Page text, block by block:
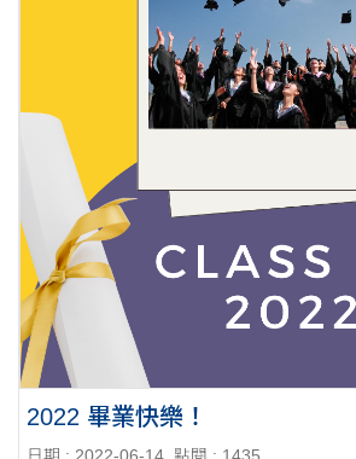
2022 畢業快樂！